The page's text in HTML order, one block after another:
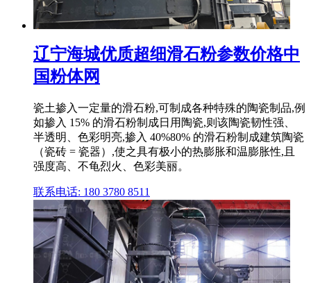
辽宁海城优质超细滑石粉参数价格中
国粉体网
瓷土掺入一定量的滑石粉,可制成各种特殊的陶瓷制品,例
如掺入 15% 的滑石粉制成日用陶瓷,则该陶瓷韧性强、
半透明、色彩明亮,掺入 40%80% 的滑石粉制成建筑陶瓷
（瓷砖 = 瓷器）,使之具有极小的热膨胀和温膨胀性,且
强度高、不龟烈火、色彩美丽。
联系电话: 180 3780 8511